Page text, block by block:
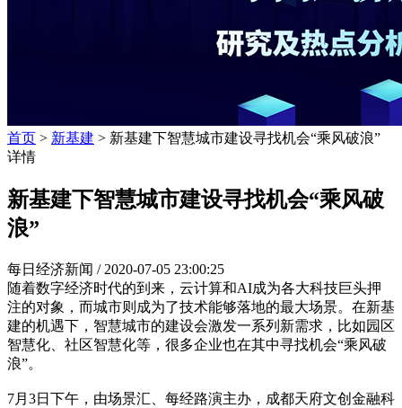
首页 > 新基建 > 新基建下智慧城市建设寻找机会“乘风破浪”
详情
新基建下智慧城市建设寻找机会“乘风破
浪”
每日经济新闻 / 2020-07-05 23:00:25
随着数字经济时代的到来，云计算和AI成为各大科技巨头押
注的对象，而城市则成为了技术能够落地的最大场景。在新基
建的机遇下，智慧城市的建设会激发一系列新需求，比如园区
智慧化、社区智慧化等，很多企业也在其中寻找机会“乘风破
浪”。
7月3日下午，由场景汇、每经路演主办，成都天府文创金融科